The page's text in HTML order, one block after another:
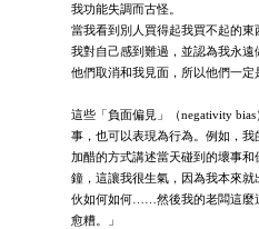
我功能失調而古怪。
當我看到別人買得起我買不起的東
我對自己感到難過，並認為我永遠
他們取消和我見面，所以他們一定
這些「負面偏見」（negativity
事，也可以表現為行為。例如，
加醋的方式講述當天碰到的壞事
鐘，這讓我很生氣，因為我本來
伙如何如何……然後我的老闆這
愈糟。」